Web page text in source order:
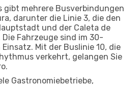
gibt mehrere Busverbindungen
darunter die Linie 3, die den
und der Caleta de
Fahrzeuge sind im 30-
Mit der Buslinie 10, die
verkehrt, gelangen Sie
Gastronomiebetriebe,